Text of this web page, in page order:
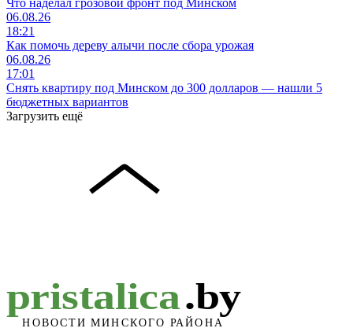
Что наделал грозовой фронт под Минском
06.08.26
18:21
Как помочь дереву алычи после сбора урожая
06.08.26
17:01
Снять квартиру под Минском до 300 долларов — нашли 5
бюджетных вариантов
Загрузить ещё